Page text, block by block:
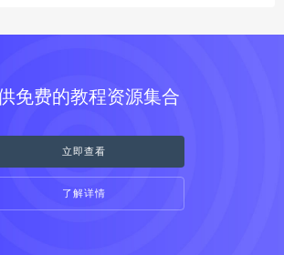
免费的教程资源集合
立即查看
了解详情